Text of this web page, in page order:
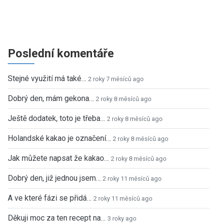
Poslední komentáře
Stejné využití má také… 2 roky 7 měsíců ago
Dobrý den, mám gekona… 2 roky 8 měsíců ago
Ještě dodatek, toto je třeba… 2 roky 8 měsíců ago
Holandské kakao je označení… 2 roky 8 měsíců ago
Jak můžete napsat že kakao… 2 roky 8 měsíců ago
Dobrý den, již jednou jsem… 2 roky 11 měsíců ago
A ve které fázi se přidá… 2 roky 11 měsíců ago
Děkuji moc za ten recept na… 3 roky ago